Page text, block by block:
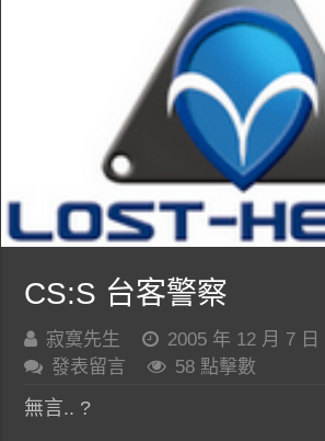
CS:S 台客警察
寂寞先生 2005 年 12 月 7 日
發表留言
58 點擊數
無言.. ?